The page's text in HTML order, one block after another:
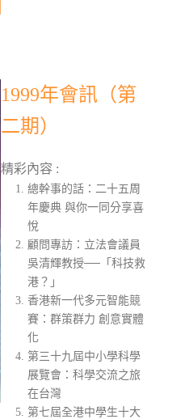
1999年會訊（第
二期）
精彩內容 :
總幹事的話：二十五周
年慶典 與你一同分享喜
悅
顧問專訪：立法會議員
吳清輝教授──「科技救
港？」
香港新一代多元智能競
賽：群策群力 創意實體
化
第三十九屆中小學科學
展覽會：科學交流之旅
在台灣
第七屆全港中學生十大